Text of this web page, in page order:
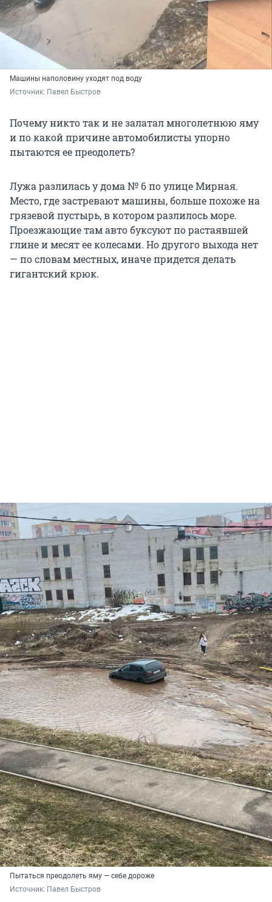
Машины наполовину уходят под воду
Источник: Павел Быстров
Почему никто так и не залатал многолетнюю яму
и по какой причине автомобилисты упорно
пытаются ее преодолеть?
Лужа разлилась у дома № 6 по улице Мирная.
Место, где застревают машины, больше похоже на
грязевой пустырь, в котором разлилось море.
Проезжающие там авто буксуют по растаявшей
глине и месят ее колесами. Но другого выхода нет
— по словам местных, иначе придется делать
гигантский крюк.
Пытаться преодолеть яму — себе дороже
Источник: Павел Быстров